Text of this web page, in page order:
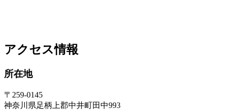
アクセス情報
所在地
〒259-0145
神奈川県足柄上郡中井町田中993